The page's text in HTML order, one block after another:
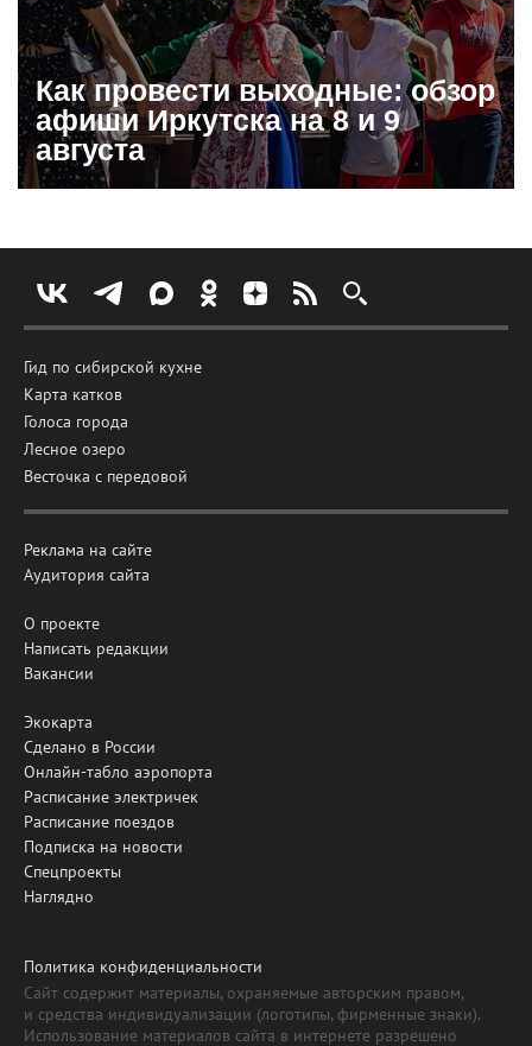
Как провести выходные: обзор
афиши Иркутска на 8 и 9
августа
Гид по сибирской кухне
Карта катков
Голоса города
Лесное озеро
Весточка с передовой
Реклама на сайте
Аудитория сайта
О проекте
Написать редакции
Вакансии
Экокарта
Сделано в России
Онлайн-табло аэропорта
Расписание электричек
Расписание поездов
Подписка на новости
Спецпроекты
Наглядно
Политика конфиденциальности
Сайт содержит материалы, охраняемые авторским правом,
и средства индивидуализации (логотипы, фирменные знаки).
Использование материалов сайта в интернете разрешено